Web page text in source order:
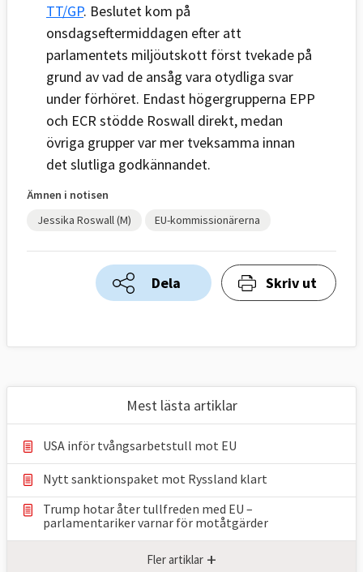
TT/GP. Beslutet kom på
onsdagseftermiddagen efter att
parlamentets miljöutskott först tvekade på
grund av vad de ansåg vara otydliga svar
under förhöret. Endast högergrupperna EPP
och ECR stödde Roswall direkt, medan
övriga grupper var mer tveksamma innan
det slutliga godkännandet.
Ämnen i notisen
Jessika Roswall (M)
EU-kommissionärerna
Dela Skriv ut
Mest lästa artiklar
USA inför tvångsarbetstull mot EU
Nytt sanktionspaket mot Ryssland klart
Trump hotar åter tullfreden med EU –
parlamentariker ⁠varnar för motåtgärder
Fler artiklar +